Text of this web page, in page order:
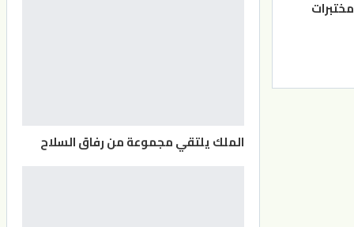
الملك يلتقي مجموعة من رفاق السلاح